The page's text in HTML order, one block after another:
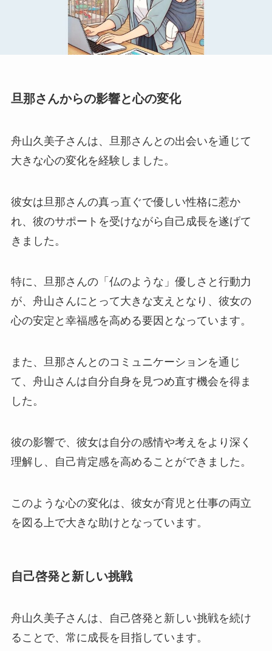
旦那さんからの影響と心の変化
舟山久美子さんは、旦那さんとの出会いを通じて
大きな心の変化を経験しました。
彼女は旦那さんの真っ直ぐで優しい性格に惹か
れ、彼のサポートを受けながら自己成長を遂げて
きました。
特に、旦那さんの「仏のような」優しさと行動力
が、舟山さんにとって大きな支えとなり、彼女の
心の安定と幸福感を高める要因となっています。
また、旦那さんとのコミュニケーションを通じ
て、舟山さんは自分自身を見つめ直す機会を得ま
した。
彼の影響で、彼女は自分の感情や考えをより深く
理解し、自己肯定感を高めることができました。
このような心の変化は、彼女が育児と仕事の両立
を図る上で大きな助けとなっています。
自己啓発と新しい挑戦
舟山久美子さんは、自己啓発と新しい挑戦を続け
ることで、常に成長を目指しています。